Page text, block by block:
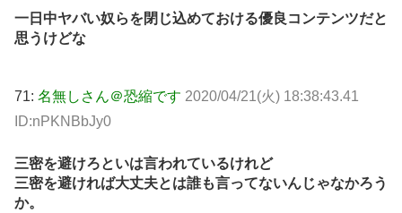
一日中ヤバい奴らを閉じ込めておける優良コンテンツだと
思うけどな
71: 名無しさん＠恐縮です 2020/04/21(火) 18:38:43.41
ID:nPKNBbJy0
三密を避けろといは言われているけれど
三密を避ければ大丈夫とは誰も言ってないんじゃなかろう
か。